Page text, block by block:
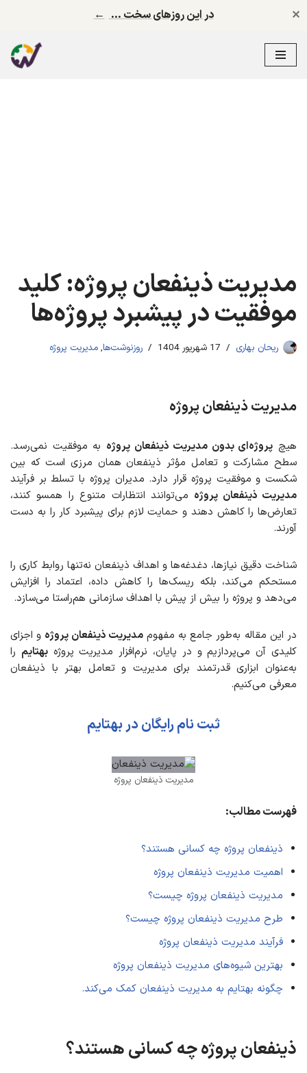
در این روزهای سخت … ← ✕
پرش
مدیریت ذینفعان پروژه: کلید
موفقیت در پیشبرد پروژه‌ها
ریحان بهاری 17 شهریور 1404 روزنوشت‌ها,مدیریت پروژه
مدیریت ذینفعان پروژه
هیچ پروژه‌ای بدون مدیریت ذینفعان پروژه به موفقیت نمی‌رسد.
سطح مشارکت و تعامل مؤثر ذینفعان همان مرزی است که بین
شکست و موفقیت پروژه قرار دارد. مدیران پروژه با تسلط بر فرآیند
مدیریت ذینفعان پروژه می‌توانند انتظارات متنوع را همسو کنند،
تعارض‌ها را کاهش دهند و حمایت لازم برای پیشبرد کار را به دست
آورند.
شناخت دقیق نیازها، دغدغه‌ها و اهداف ذینفعان نه‌تنها روابط کاری را
مستحکم می‌کند، بلکه ریسک‌ها را کاهش داده، اعتماد را افزایش
می‌دهد و پروژه را بیش‌ از پیش با اهداف سازمانی هم‌راستا می‌سازد.
در این مقاله به‌طور جامع به مفهوممدیریت ذینفعان پروژه و اجزای
کلیدی آن می‌پردازیم و در پایان، نرم‌افزار مدیریت پروژهبهتایم را
به‌عنوان ابزاری قدرتمند برای مدیریت و تعامل بهتر با ذینفعان
معرفی می‌کنیم.
ثبت نام رایگان در بهتایم
مدیریت ذینفعان پروژه
فهرست مطالب:
ذینفعان پروژه چه کسانی هستند؟
اهمیت مدیریت ذینفعان پروژه
مدیریت ذینفعان پروژه چیست؟
طرح مدیریت ذینفعان پروژه چیست؟
فرآیند مدیریت ذینفعان پروژه
بهترین شیوه‌های مدیریت ذینفعان پروژه
چگونه بهتایم به مدیریت ذینفعان کمک می‌کند.
ذینفعان پروژه چه کسانی هستند؟